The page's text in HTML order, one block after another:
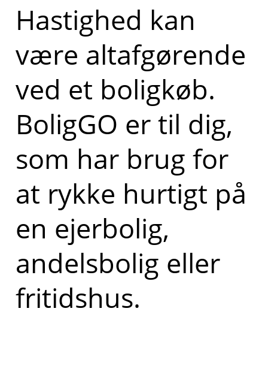
Hastighed kan
være altafgørende
ved et boligkøb.
BoligGO er til dig,
som har brug for
at rykke hurtigt på
en ejerbolig,
andelsbolig eller
fritidshus.